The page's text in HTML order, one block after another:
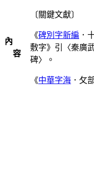
內
容
〔關鍵文獻〕
《碑別字新編 ．
敷字》引〈秦廣
碑〉。
《中華字海 ．攵